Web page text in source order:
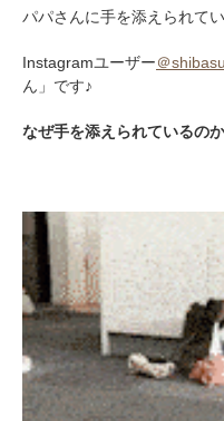
パパさんに手を添えられて
Instagramユーザー＠
ん」です♪
なぜ手を添えられているの